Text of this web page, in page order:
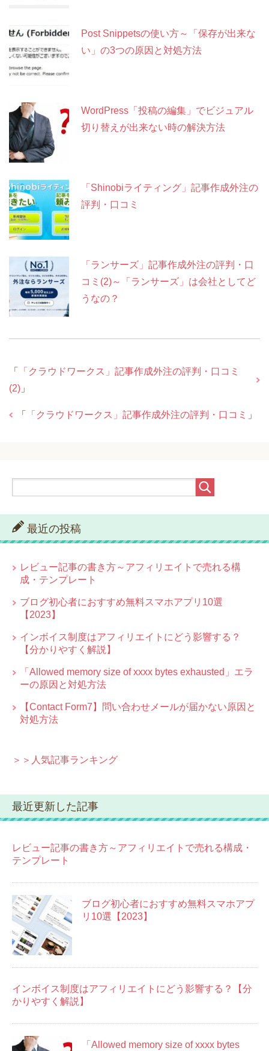
Post Snippetsの使い方～「保存が出来な
い」の3つの原因と対処方法
WordPress「投稿の編集」でビジュアル
切り替えが出来ない時の解決方法
「Shinobiライティング」記事作成外注の
評判・口コミ
「ランサーズ」記事作成外注の評判・口
コミ(2)～「ランサーズ」は会社としてど
うなの？
「
「クラウドワークス」記事作成外注の評判・口コミ
(2) 」
「 「クラウドワークス」記事作成外注の評判・口コミ 」
最近の投稿
レビュー記事の書き方～アフィリエイトで売れる構
成・テンプレート
ブログ初心者におすすめ無料スマホアプリ10選
【2023】
インボイス制度はアフィリエイトにどう影響する？
【分かりやすく解説】
「Allowed memory size of xxxx bytes exhausted」エラ
ーの原因と対処方法
【Contact Form7】問い合わせメールが届かない原因と
対処方法
＞＞人気記事ランキング
最近更新した記事
レビュー記事の書き方～アフィリエイトで売れる構成・
テンプレート
ブログ初心者におすすめ無料スマホアプ
リ10選【2023】
インボイス制度はアフィリエイトにどう影響する？【分
かりやすく解説】
「Allowed memory size of xxxx bytes